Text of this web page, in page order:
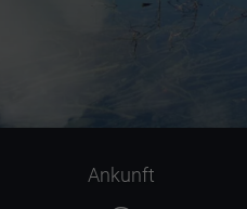
Ankunft